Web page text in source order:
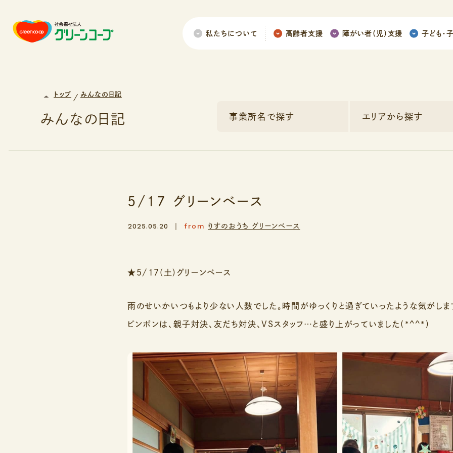
私たちについて 高齢者支援 障がい者（児）支援 子ども ・
トップ みんなの日記
みんなの日記 事業所名で探す エリアから探す
5/17 グリーンベース
2025.05.20 from りすのおうち グリーンベース
★5/17(土)グリーンベース
雨のせいかいつもより少ない人数でした。時間がゆっくりと過ぎていったような気がしま
ピンポンは、親子対決、友だち対決、VSスタッフ…と盛り上がっていました(*^^*)